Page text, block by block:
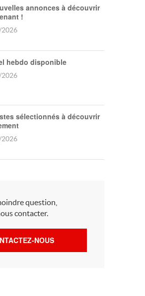
annonces à découvrir
!
hebdo disponible
sélectionnés à découvrir
question,
contacter.
NOUS